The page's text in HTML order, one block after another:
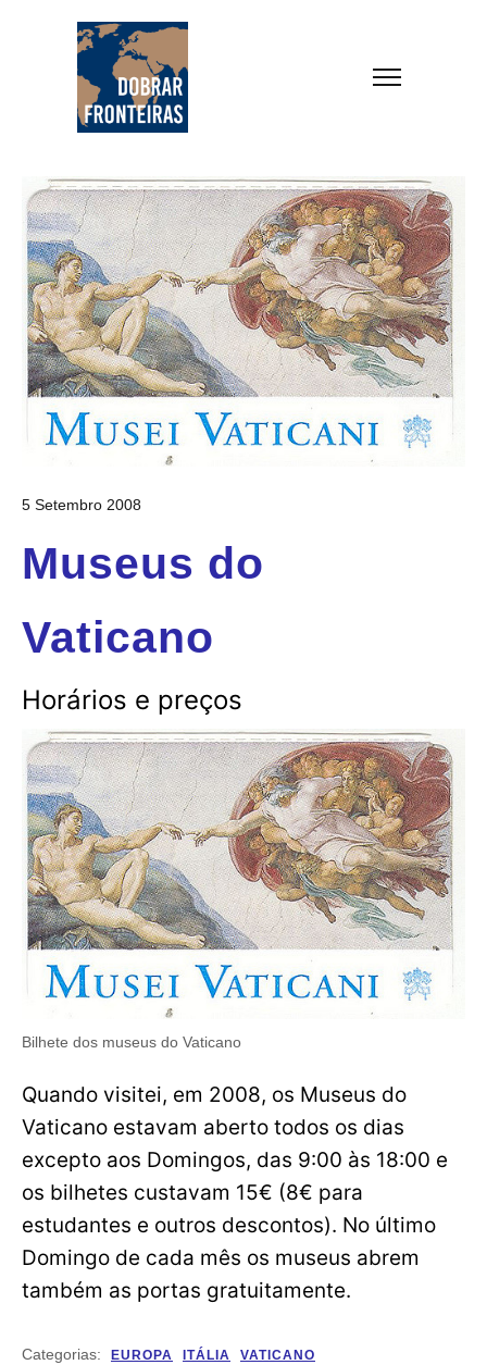
5 Setembro 2008
Museus do
Vaticano
Horários e preços
Bilhete dos museus do Vaticano
Quando visitei, em 2008, os Museus do
Vaticano estavam aberto todos os dias
excepto aos Domingos, das 9:00 às 18:00 e
os bilhetes custavam 15€ (8€ para
estudantes e outros descontos). No último
Domingo de cada mês os museus abrem
também as portas gratuitamente.
Categorias: EUROPA ITÁLIA VATICANO